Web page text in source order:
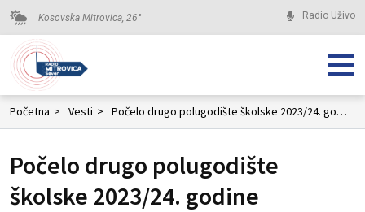
Kosovska Mitrovica, 26° Radio Uživo
Početna > Vesti > Počelo drugo polugodište školske 2023/24. godine
Počelo drugo polugodište
školske 2023/24. godine